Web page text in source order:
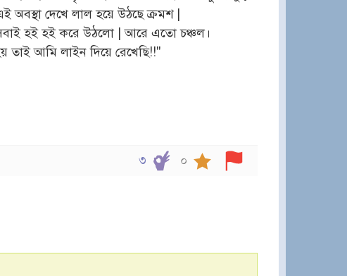
অবস্থা দেখে লাল হয়ে উঠছে ক্রমশ |
সবাই হই হই করে উঠলো | আরে এতো চঞ্চল।
তাই আমি লাইন দিয়ে রেখেছি!!"
০
৩